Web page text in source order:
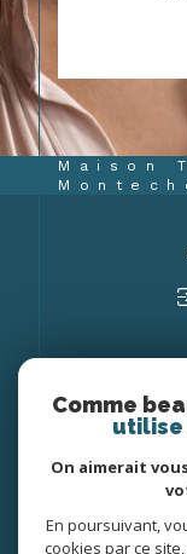
Maison T6 à louer sur
Comme
utilise
On aimerait
En poursuivant,
cookies par ce